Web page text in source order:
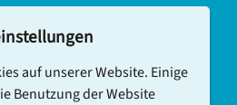
auf unserer Website. Einige
Benutzung der Website